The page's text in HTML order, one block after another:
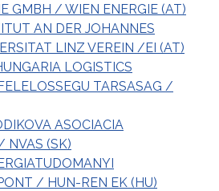
GMBH / WIEN ENERGIE (AT)
AN DER JOHANNES
LINZ VEREIN /EI (AT)
LOGISTICS
TARSASAG /
ASOCIACIA
NVAS (SK)
/ HUN-REN EK (HU)